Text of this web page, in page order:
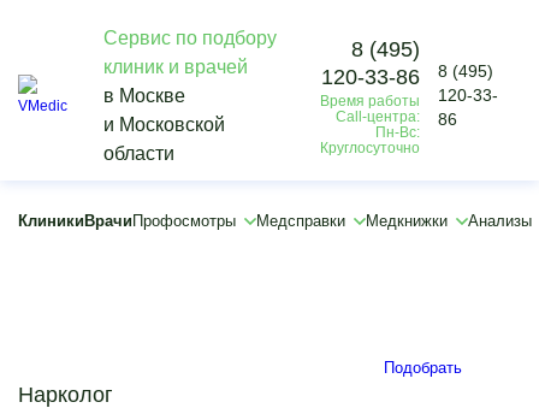
Сервис по подбору
клиник и врачей
в Москве
и Московской
области
8 (495)
120-33-86
Время работы
Call-центра:
Пн-Вс:
Круглосуточно
8 (495)
120-33-
86
Клиники Врачи Профосмотры Медсправки Медкнижки Анализы
Vmedic
Врачи
Подобрать
Нарколог